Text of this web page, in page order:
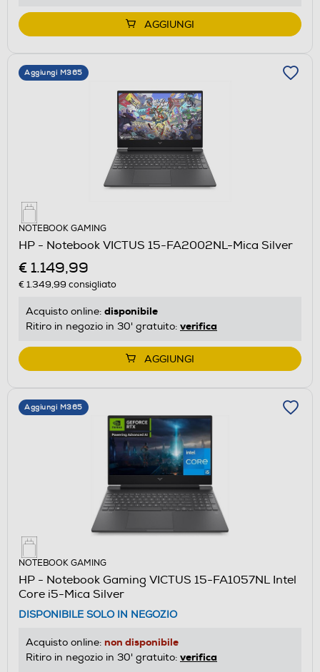
AGGIUNGI
Aggiungi M365
NOTEBOOK GAMING
HP - Notebook VICTUS 15-FA2002NL-Mica Silver
€ 1.149,99
€ 1.349,99 consigliato
Acquisto online: disponibile
Ritiro in negozio in 30' gratuito: verifica
AGGIUNGI
Aggiungi M365
NOTEBOOK GAMING
HP - Notebook Gaming VICTUS 15-FA1057NL Intel
Core i5-Mica Silver
DISPONIBILE SOLO IN NEGOZIO
Acquisto online: non disponibile
Ritiro in negozio in 30' gratuito: verifica